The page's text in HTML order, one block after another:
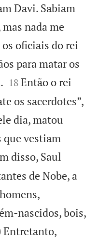
Davi. Sabiam
nada me
oficiais do rei
para matar os


18 Então o rei
os sacerdotes”,
dia, matou
que vestiam
disso, Saul
de Nobe, a
nascidos, bois,
Entretanto,